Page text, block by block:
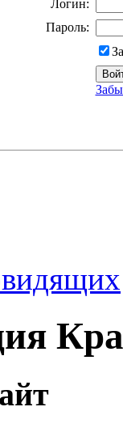
Логин:
Пароль: